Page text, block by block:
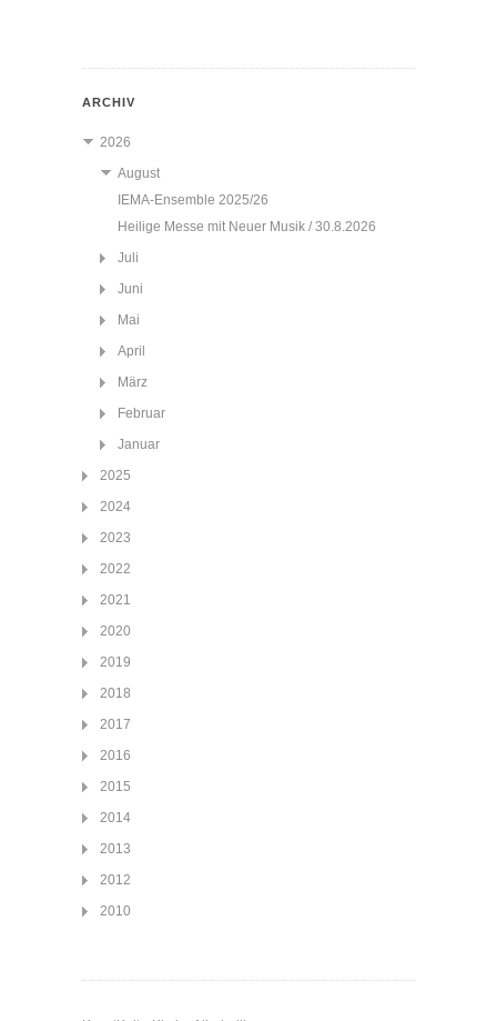
ARCHIV
2026
August
IEMA-Ensemble 2025/26
Heilige Messe mit Neuer Musik / 30.8.2026
Juli
Juni
Mai
April
März
Februar
Januar
2025
2024
2023
2022
2021
2020
2019
2018
2017
2016
2015
2014
2013
2012
2010